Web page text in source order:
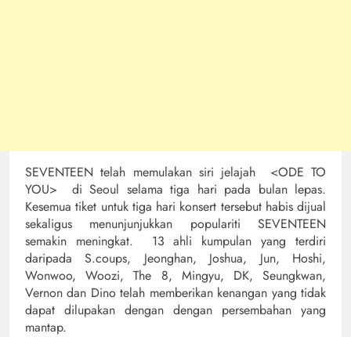
SEVENTEEN telah memulakan siri jelajah <ODE TO
YOU> di Seoul selama tiga hari pada bulan lepas.
Kesemua tiket untuk tiga hari konsert tersebut habis dijual
sekaligus menunjunjukkan populariti SEVENTEEN
semakin meningkat. 13 ahli kumpulan yang terdiri
daripada S.coups, Jeonghan, Joshua, Jun, Hoshi,
Wonwoo, Woozi, The 8, Mingyu, DK, Seungkwan,
Vernon dan Dino telah memberikan kenangan yang tidak
dapat dilupakan dengan dengan persembahan yang
mantap.